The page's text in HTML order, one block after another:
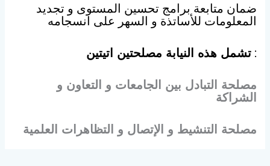
ضمان متابعة برامج تحسين المستوى و تجديد
المعلومات للأساتذة و السهر على انسجامه
:تشمل هذه النيابة مصلحتين اتيتين
مصلحة التبادل بين الجامعات و التعاون و
الشراكة
مصلحة التنشيط و اﻹتصال و التظاهرات العلمية